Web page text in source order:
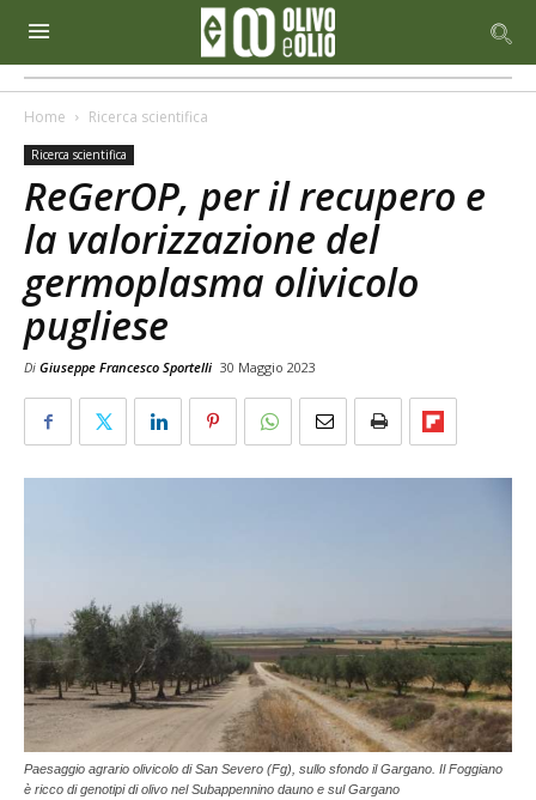
Home Ricerca scientifica
Ricerca scientifica
ReGerOP, per il recupero e
la valorizzazione del
germoplasma olivicolo
pugliese
Di Giuseppe Francesco Sportelli 30 Maggio 2023
Paesaggio agrario olivicolo di San Severo (Fg), sullo sfondo il Gargano. Il Foggiano
è ricco di genotipi di olivo nel Subappennino dauno e sul Gargano